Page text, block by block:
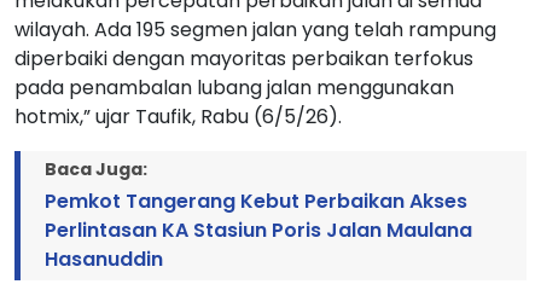
wilayah. Ada 195 segmen jalan yang telah rampung
diperbaiki dengan mayoritas perbaikan terfokus
pada penambalan lubang jalan menggunakan
hotmix,” ujar Taufik, Rabu (6/5/26).
Baca Juga:
Pemkot Tangerang Kebut Perbaikan Akses
Perlintasan KA Stasiun Poris Jalan Maulana
Hasanuddin